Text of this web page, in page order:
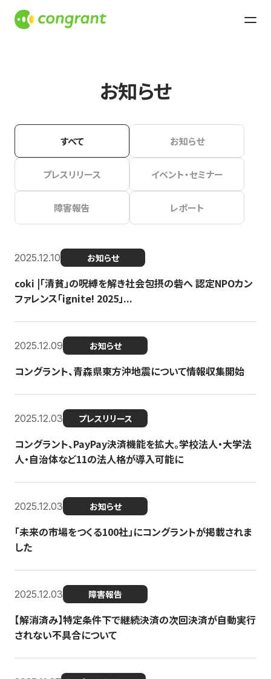
お知らせ
すべて お知らせ
プレスリリース イベント・セミナー
障害報告 レポート
2025.12.10 お知らせ
coki |「清貧」の呪縛を解き社会包摂の砦へ 認定NPOカン
ファレンス「ignite! 2025」...
2025.12.09 お知らせ
コングラント、青森県東方沖地震について情報収集開始
2025.12.03 プレスリリース
コングラント、PayPay決済機能を拡大。学校法人・大学法
人・自治体など11の法人格が導入可能に
2025.12.03 お知らせ
「未来の市場をつくる100社」にコングラントが掲載されま
した
2025.12.03 障害報告
【解消済み】特定条件下で継続決済の次回決済が自動実行
されない不具合について